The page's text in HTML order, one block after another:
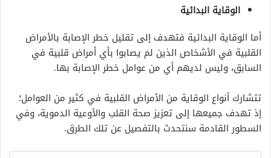
الوقاية البدائية
أما الوقاية البدائية فتهدف إلى تقليل خطر الإصابة بالأمراض
القلبية في الأشخاص الذين لم يصابوا بأي أمراض قلبية في
السابق، وليس لديهم أي من عوامل خطر الإصابة بها.
تتشارك أنواع الوقاية من الأمراض القلبية في كثير من العوامل؛
إذ تهدف جميعها إلى تعزيز صحة القلب والأوعية الدموية، وفي
السطور القادمة سنتحدث بالتفصيل عن تلك الطرق.